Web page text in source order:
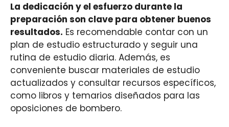
La dedicación y el esfuerzo durante la
preparación son clave para obtener buenos
resultados. Es recomendable contar con un
plan de estudio estructurado y seguir una
rutina de estudio diaria. Además, es
conveniente buscar materiales de estudio
actualizados y consultar recursos específicos,
como libros y temarios diseñados para las
oposiciones de bombero.